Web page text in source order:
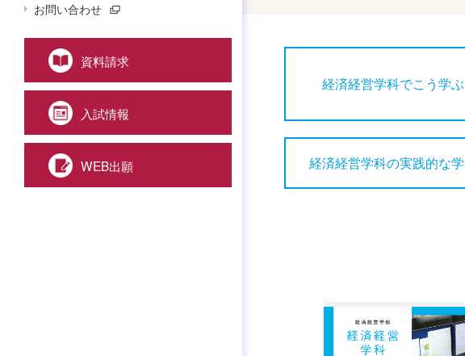
お問い合わせ
資料請求
入試情報
WEB出願
経済経営学科でこう学ぶ
経済経営学科の実践的な